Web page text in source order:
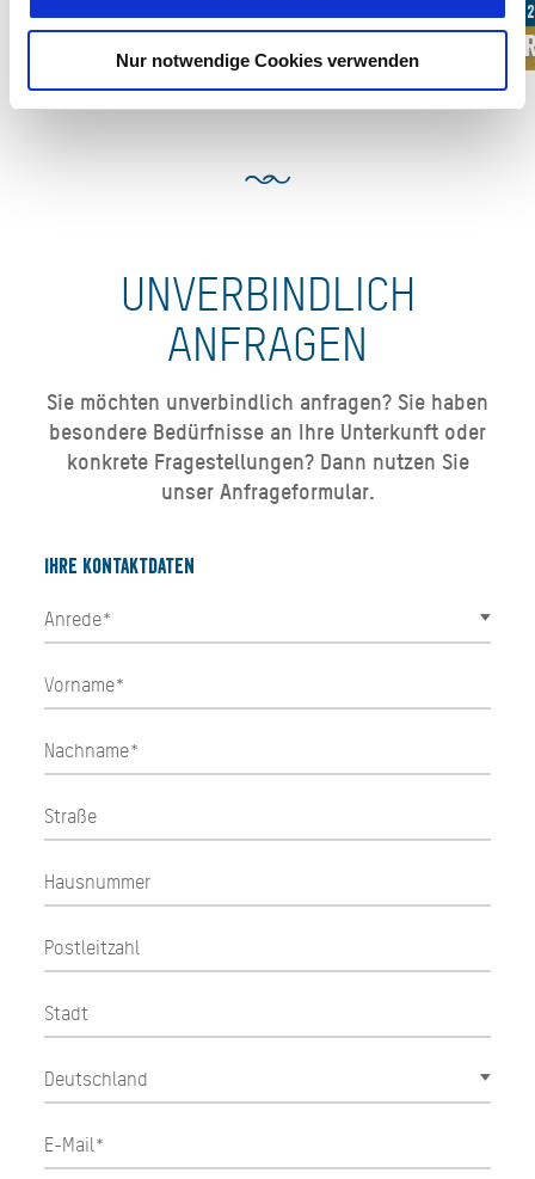
Nur notwendige Cookies verwenden
Ferienwohnung
Ab
UNVERBINDLICH
ANFRAGEN
Sie möchten unverbindlich anfragen? Sie haben
besondere Bedürfnisse an Ihre Unterkunft oder
konkrete Fragestellungen? Dann nutzen Sie
unser Anfrageformular.
Ihre Kontaktdaten